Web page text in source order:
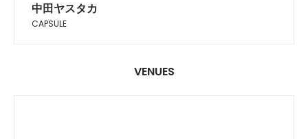
中田ヤスタカ
CAPSULE
VENUES